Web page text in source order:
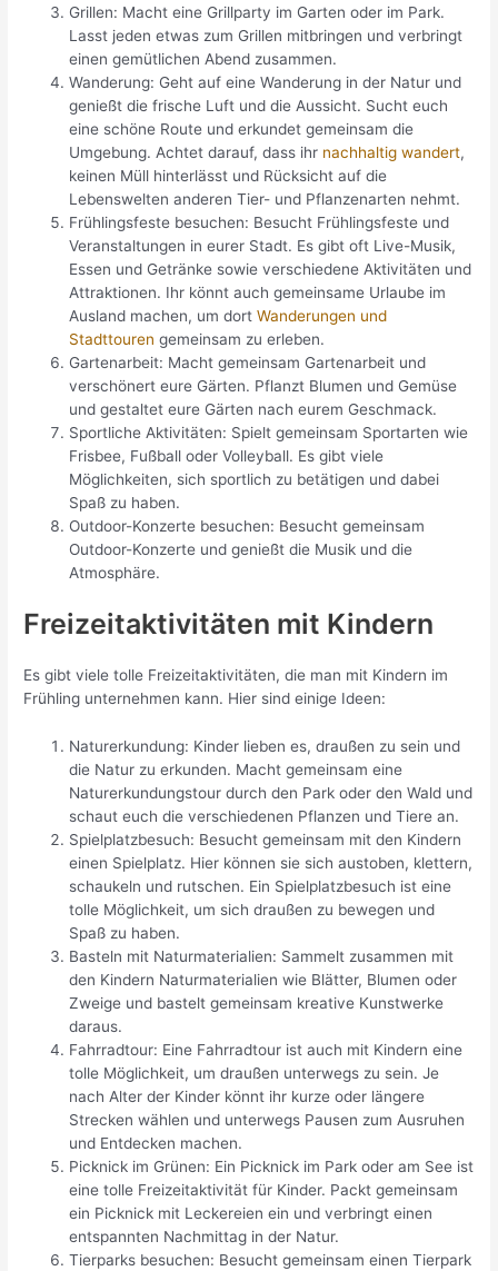
Grillen: Macht eine Grillparty im Garten oder im Park.
Lasst jeden etwas zum Grillen mitbringen und verbringt
einen gemütlichen Abend zusammen.
Wanderung: Geht auf eine Wanderung in der Natur und
genießt die frische Luft und die Aussicht. Sucht euch
eine schöne Route und erkundet gemeinsam die
Umgebung. Achtet darauf, dass ihr nachhaltig wandert,
keinen Müll hinterlässt und Rücksicht auf die
Lebenswelten anderen Tier- und Pflanzenarten nehmt.
Frühlingsfeste besuchen: Besucht Frühlingsfeste und
Veranstaltungen in eurer Stadt. Es gibt oft Live-Musik,
Essen und Getränke sowie verschiedene Aktivitäten und
Attraktionen. Ihr könnt auch gemeinsame Urlaube im
Ausland machen, um dortWanderungen und
Stadttouren gemeinsam zu erleben.
Gartenarbeit: Macht gemeinsam Gartenarbeit und
verschönert eure Gärten. Pflanzt Blumen und Gemüse
und gestaltet eure Gärten nach eurem Geschmack.
Sportliche Aktivitäten: Spielt gemeinsam Sportarten wie
Frisbee, Fußball oder Volleyball. Es gibt viele
Möglichkeiten, sich sportlich zu betätigen und dabei
Spaß zu haben.
Outdoor-Konzerte besuchen: Besucht gemeinsam
Outdoor-Konzerte und genießt die Musik und die
Atmosphäre.
Freizeitaktivitäten mit Kindern
Es gibt viele tolle Freizeitaktivitäten, die man mit Kindern im
Frühling unternehmen kann. Hier sind einige Ideen:
Naturerkundung: Kinder lieben es, draußen zu sein und
die Natur zu erkunden. Macht gemeinsam eine
Naturerkundungstour durch den Park oder den Wald und
schaut euch die verschiedenen Pflanzen und Tiere an.
Spielplatzbesuch: Besucht gemeinsam mit den Kindern
einen Spielplatz. Hier können sie sich austoben, klettern,
schaukeln und rutschen. Ein Spielplatzbesuch ist eine
tolle Möglichkeit, um sich draußen zu bewegen und
Spaß zu haben.
Basteln mit Naturmaterialien: Sammelt zusammen mit
den Kindern Naturmaterialien wie Blätter, Blumen oder
Zweige und bastelt gemeinsam kreative Kunstwerke
daraus.
Fahrradtour: Eine Fahrradtour ist auch mit Kindern eine
tolle Möglichkeit, um draußen unterwegs zu sein. Je
nach Alter der Kinder könnt ihr kurze oder längere
Strecken wählen und unterwegs Pausen zum Ausruhen
und Entdecken machen.
Picknick im Grünen: Ein Picknick im Park oder am See ist
eine tolle Freizeitaktivität für Kinder. Packt gemeinsam
ein Picknick mit Leckereien ein und verbringt einen
entspannten Nachmittag in der Natur.
Tierparks besuchen: Besucht gemeinsam einen Tierpark